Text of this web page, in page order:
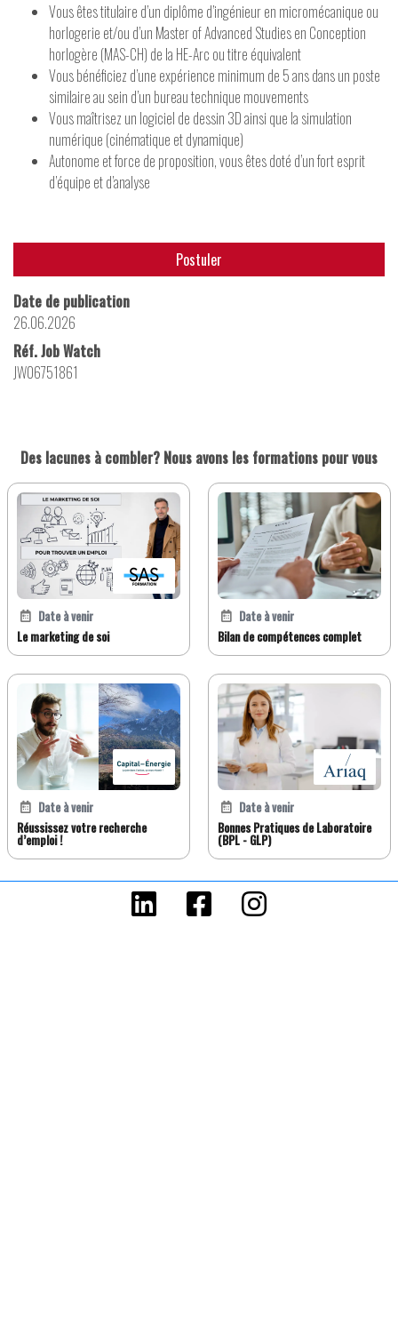
Vous êtes titulaire d’un diplôme d’ingénieur en micromécanique ou
horlogerie et/ou d’un Master of Advanced Studies en Conception
horlogère (MAS-CH) de la HE-Arc ou titre équivalent
Vous bénéficiez d’une expérience minimum de 5 ans dans un poste
similaire au sein d’un bureau technique mouvements
Vous maîtrisez un logiciel de dessin 3D ainsi que la simulation
numérique (cinématique et dynamique)
Autonome et force de proposition, vous êtes doté d’un fort esprit
d’équipe et d’analyse
Postuler
Date de publication
26.06.2026
Réf. Job Watch
JW06751861
Des lacunes à combler? Nous avons les formations pour vous
Date à venir
Le marketing de soi
Date à venir
Bilan de compétences complet
Date à venir
Réussissez votre recherche
d’emploi !
Date à venir
Bonnes Pratiques de Laboratoire
(BPL - GLP)